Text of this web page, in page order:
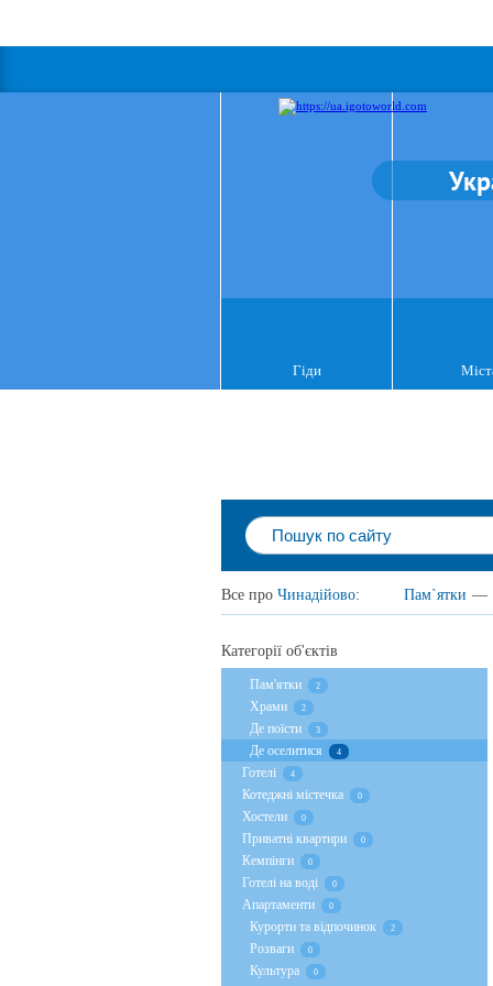
Гіди
Все про Чинадійово: Пам`ятки —
Категорії об'єктів
Пам'ятки 2
Храми 2
Де поїсти 3
Де оселитися 4
Готелі 4
Котеджні містечка 0
Хостели 0
Приватні квартири 0
Кемпінги 0
Готелі на воді 0
Апартаменти 0
Курорти та відпочинок 2
Розваги 0
Культура 0